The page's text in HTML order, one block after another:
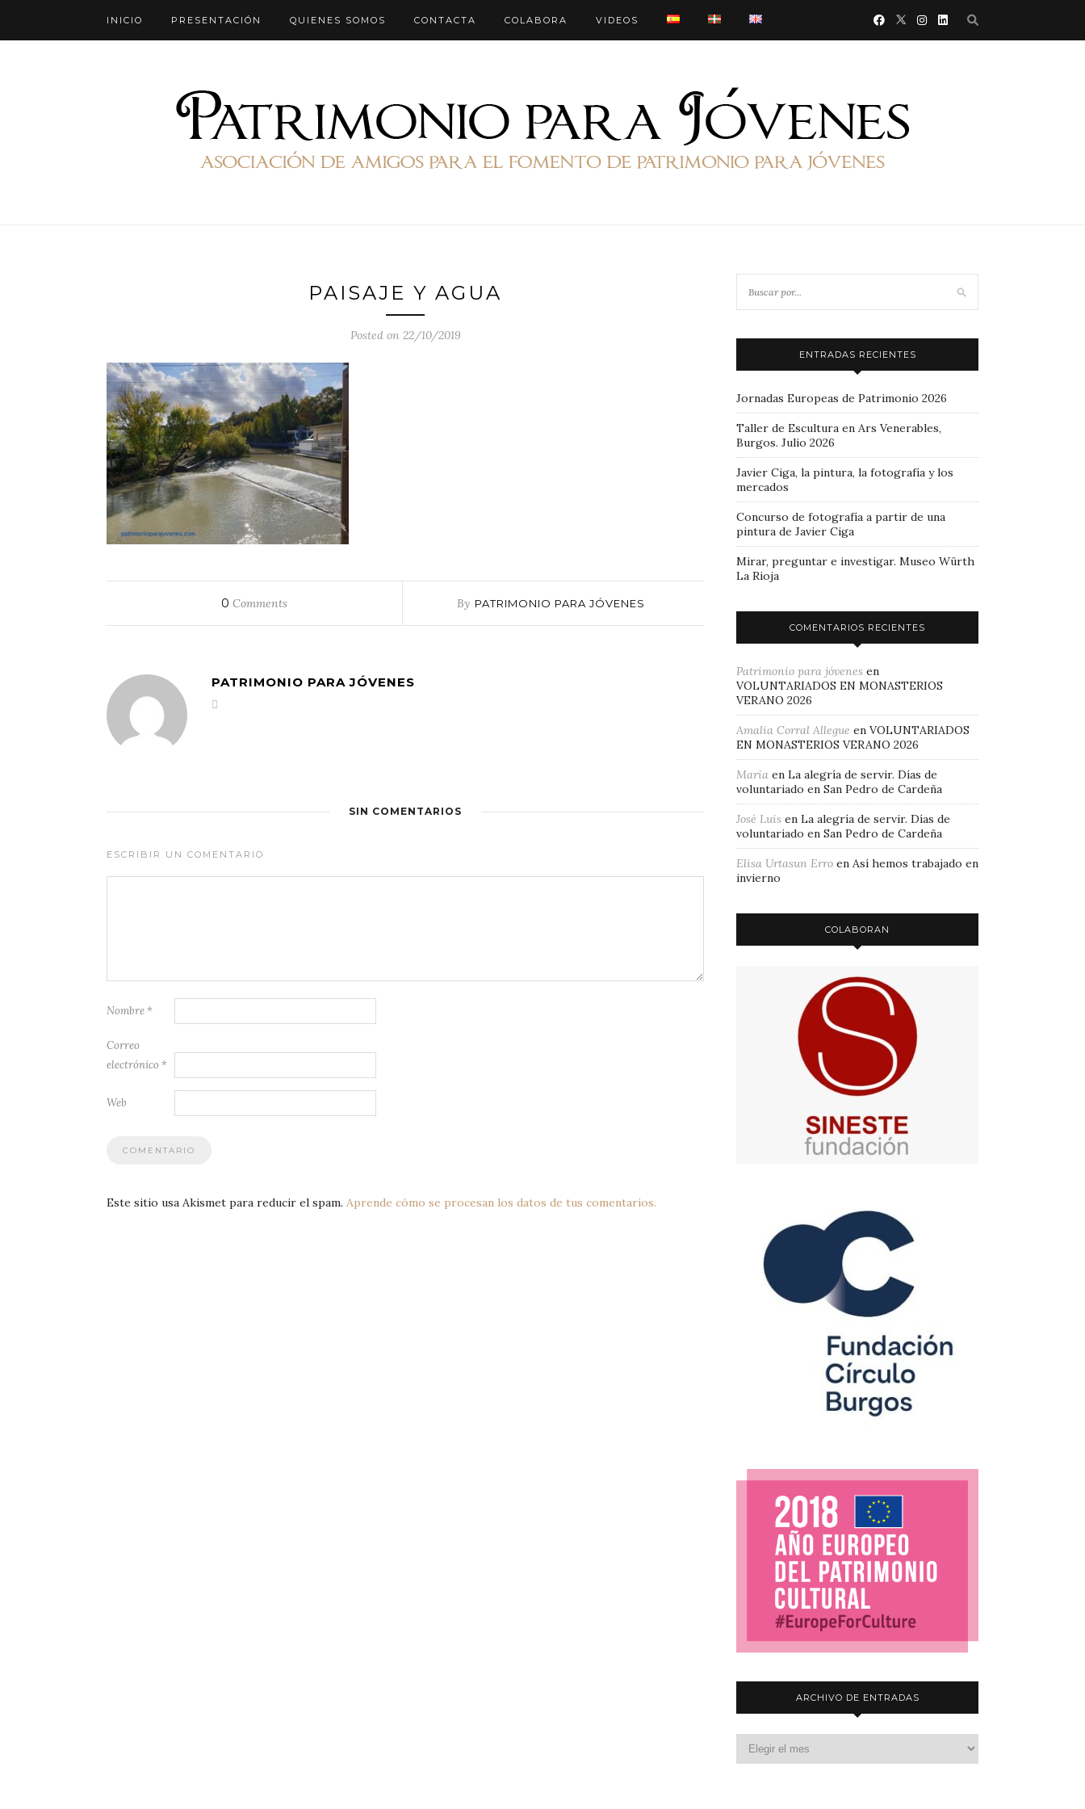
INICIO PRESENTACIÓN QUIENES SOMOS CONTACTA COLABORA VIDEOS
PAISAJE Y AGUA
Posted on 22/10/2019
0 Comments By PATRIMONIO PARA JÓVENES
PATRIMONIO PARA JÓVENES
SIN COMENTARIOS
ESCRIBIR UN COMENTARIO
Nombre *
Correo
electrónico *
Web
Este sitio usa Akismet para reducir el spam. Aprende cómo se procesan los datos de tus comentarios.
ENTRADAS RECIENTES
Jornadas Europeas de Patrimonio 2026
Taller de Escultura en Ars Venerables,
Burgos. Julio 2026
Javier Ciga, la pintura, la fotografía y los
mercados
Concurso de fotografía a partir de una
pintura de Javier Ciga
Mirar, preguntar e investigar. Museo Würth
La Rioja
COMENTARIOS RECIENTES
Patrimonio para jóvenes en
VOLUNTARIADOS EN MONASTERIOS
VERANO 2026
Amalia Corral Allegue en VOLUNTARIADOS
EN MONASTERIOS VERANO 2026
Maria en La alegría de servir. Días de
voluntariado en San Pedro de Cardeña
José Luis en La alegría de servir. Días de
voluntariado en San Pedro de Cardeña
Elisa Urtasun Erro en Así hemos trabajado en
invierno
COLABORAN
ARCHIVO DE ENTRADAS